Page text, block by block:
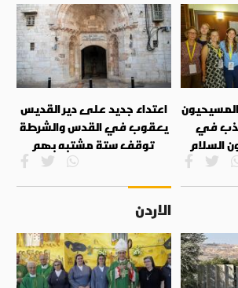
المسيحيون
في
السلام
اعتداء جديد على دير القديس
يعقوب في القدس والشرطة
توقف ستة مشتبه بهم
الاردن